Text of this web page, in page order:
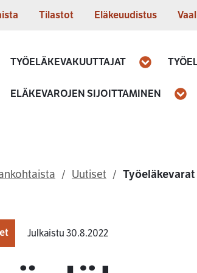
Tilastot Eläkeuudistus
TYÖELÄKEVAKUUTTAJAT Avaa
ELÄKEVAROJEN SIJOITTAMINEN Avaa
Uutiset
Julkaistu 30.8.2022